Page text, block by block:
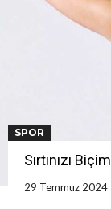
SPOR
Sırtınızı
29 Temmuz 2024